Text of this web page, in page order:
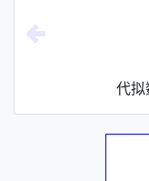
代拟